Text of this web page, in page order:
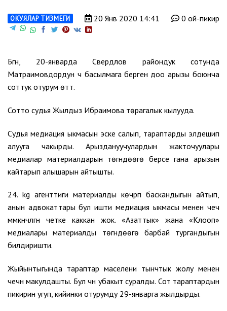
ОКУЯЛАР ТИЗМЕГИ 20 Янв 2020 14:41 0 ой-пикир
Бүгүн, 20-январда Свердлов райондук сотунда
Матраимовдордун үч басылмага берген доо арызы боюнча
соттук отурум өттү.
Сотто судья Жылдыз Ибраимова төрагалык кылууда.
Судья медиация ыкмасын эске салып, тараптарды элдешип
алууга чакырды. Арыздануучулардын жакточуулары
медиалар материалдарын төгүндөөгө берсе гана арызын
кайтарып алышарын айтышты.
24. kg агенттиги материалды көчүрүп баскандыгын айтып,
анын адвокаттары бул ишти медиация ыкмасы менен чечүү
мүмкүнчүлүгүн четке каккан жок. «Азаттык» жана «Клооп»
медиалары материалды төгүндөөгө барбай тургандыгын
билдиришти.
Жыйынтыгында тараптар маселени тынчтык жолу менен
чечүүнү макулдашты. Бул үчүн убакыт суралды. Сот тараптардын
пикирин угуп, кийинки отурумду 29-январга жылдырды.